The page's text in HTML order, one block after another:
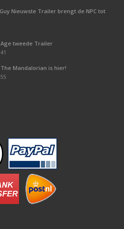
Nieuwste Trailer brengt de NPC tot
Age tweede Trailer
Mandalorian is hier!